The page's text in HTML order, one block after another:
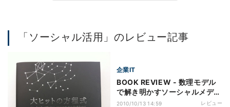
「ソーシャル活用」のレビュー記事
企業IT
BOOK REVIEW - 数理モデル
で解き明かすソーシャルメディ
ア時代のヒット現象
2010/10/13 14:59 レビュー